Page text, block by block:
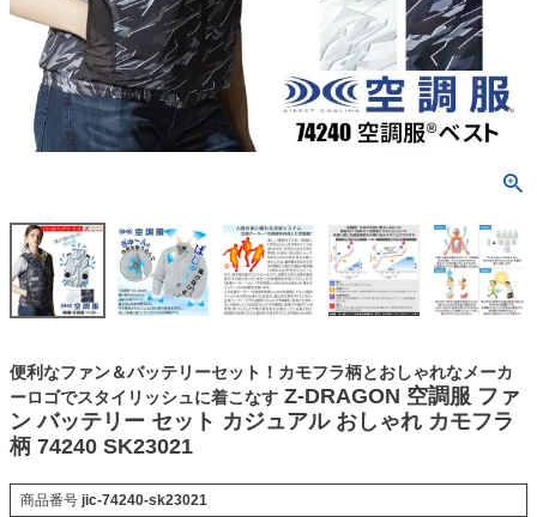
便利なファン＆バッテリーセット！カモフラ柄とおしゃれなメーカ
ーロゴでスタイリッシュに着こなす Z-DRAGON 空調服 ファ
ン バッテリー セット カジュアル おしゃれ カモフラ
柄 74240 SK23021
商品番号 jic-74240-sk23021